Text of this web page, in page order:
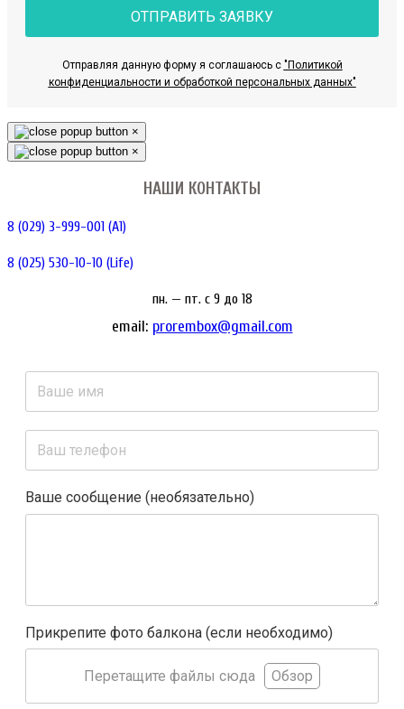
ОТПРАВИТЬ ЗАЯВКУ
Отправляя данную форму я соглашаюсь с "Политикой
конфиденциальности и обработкой персональных данных"
×
×
НАШИ КОНТАКТЫ
8 (029) 3-999-001 (A1)
8 (025) 530-10-10 (Life)
пн. — пт. c 9 до 18
email: prorembox@gmail.com
Ваше сообщение (необязательно)
Прикрепите фото балкона (если необходимо)
Перетащите файлы сюда Обзор